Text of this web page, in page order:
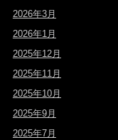
2026年3月
2026年1月
2025年12月
2025年11月
2025年10月
2025年9月
2025年7月